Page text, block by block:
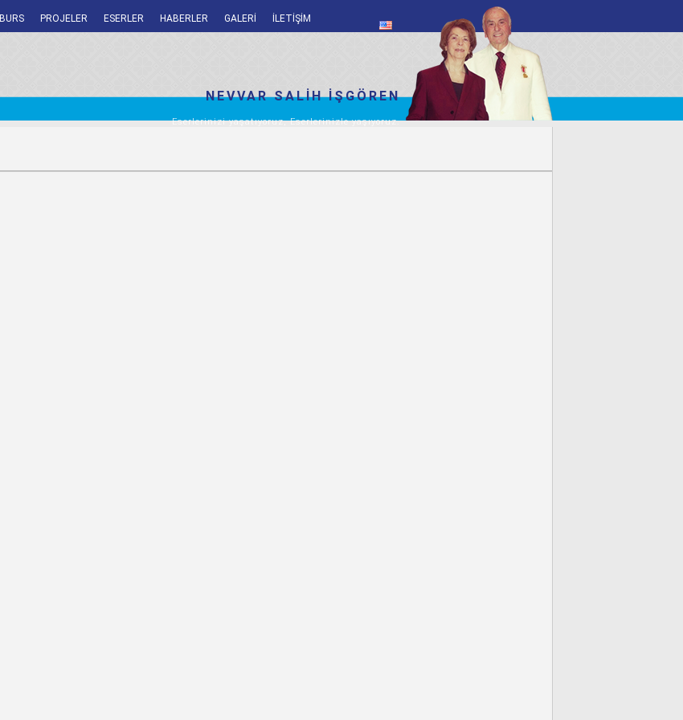
BURS PROJELER ESERLER HABERLER GALERİ İLETİŞİM
NEVVAR SALİH İŞGÖREN
Eserlerinizi yaşatıyoruz, Eserlerinizle yaşıyoruz.